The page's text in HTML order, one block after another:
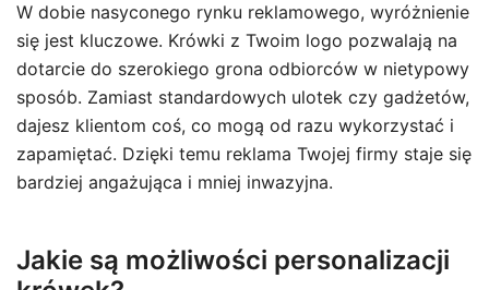
W dobie nasyconego rynku reklamowego, wyróżnienie
się jest kluczowe. Krówki z Twoim logo pozwalają na
dotarcie do szerokiego grona odbiorców w nietypowy
sposób. Zamiast standardowych ulotek czy gadżetów,
dajesz klientom coś, co mogą od razu wykorzystać i
zapamiętać. Dzięki temu reklama Twojej firmy staje się
bardziej angażująca i mniej inwazyjna.
Jakie są możliwości personalizacji